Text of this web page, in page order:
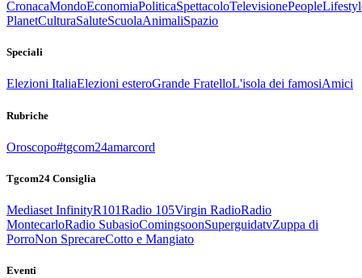
CronacaMondoEconomiaPoliticaSpettacoloTelevisionePeople
PlanetCulturaSaluteScuolaAnimaliSpazio
Speciali
Elezioni ItaliaElezioni esteroGrande FratelloL'isola dei famosiAmici
Rubriche
Oroscopo#tgcom24amarcord
Tgcom24 Consiglia
Mediaset InfinityR101Radio 105Virgin RadioRadio
MontecarloRadio SubasioComingsoonSuperguidatvZuppa di
PorroNon SprecareCotto e Mangiato
Eventi